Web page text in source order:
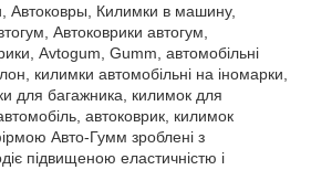
Автоковры, Килимки в машину,
Автоковрики автогум,
Avtogum, Gumm, автомобільні
килимки автомобільні на іномарки,
для багажника, килимок для
автоковрик, килимок
Авто-Гумм зроблені з
підвищеною еластичністю і